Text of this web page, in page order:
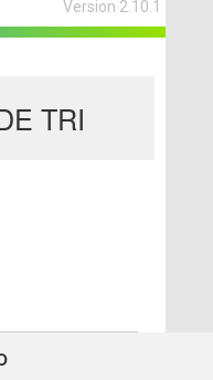
Version 2.10.1
TRI